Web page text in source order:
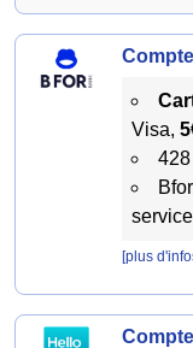
Visa,
[plus